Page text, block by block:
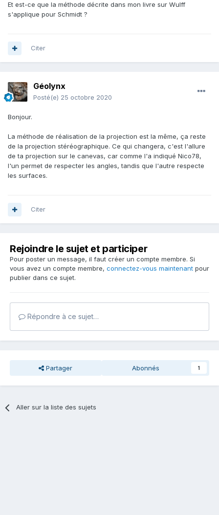
Et est-ce que la méthode décrite dans mon livre sur Wulff
s'applique pour Schmidt ?
Citer
Géolynx
Posté(e) 25 octobre 2020
Bonjour.
La méthode de réalisation de la projection est la même, ça reste
de la projection stéréographique. Ce qui changera, c'est l'allure
de ta projection sur le canevas, car comme l'a indiqué Nico78,
l'un permet de respecter les angles, tandis que l'autre respecte
les surfaces.
Citer
Rejoindre le sujet et participer
Pour poster un message, il faut créer un compte membre. Si
vous avez un compte membre, connectez-vous maintenant pour
publier dans ce sujet.
Répondre à ce sujet…
Partager Abonnés 1
Aller sur la liste des sujets